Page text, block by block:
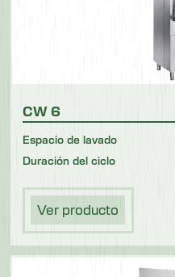
CW 6
Espacio de lavado
Duración del ciclo
Ver producto